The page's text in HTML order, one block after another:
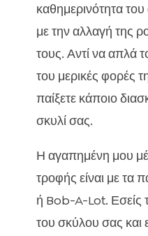
καθημερινότητα
με την αλλαγή της
τους. Αντί να απλά
του μερικές φορές
παίξετε κάποιο
σκυλί σας.
Η αγαπημένη μου
τροφής είναι με τα
ή Bob-A-Lot. Εσείς
του σκύλου σας και